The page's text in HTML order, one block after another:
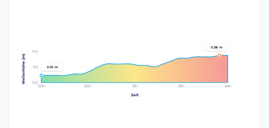
0.0
0.2
0.4
0.10 m
0.38 m
00h 06h 12h 18h 24h
Wellenhöhe (m)
Zeit